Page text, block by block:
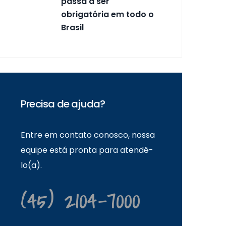
obrigatória em todo o
Brasil
Precisa de ajuda?
Entre em contato conosco, nossa
equipe está pronta para atendê-
lo(a).
(45) 2104-7000